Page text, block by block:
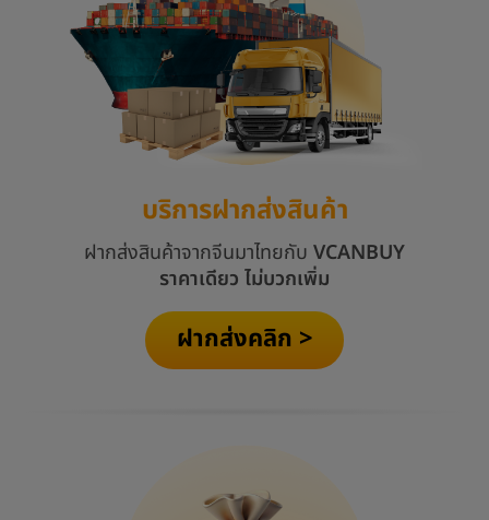
บริการฝากส่งสินค้า
ฝากส่งสินค้าจากจีนมาไทยกับ VCANBUY
ราคาเดียว ไม่บวกเพิ่ม
ฝากส่งคลิก >